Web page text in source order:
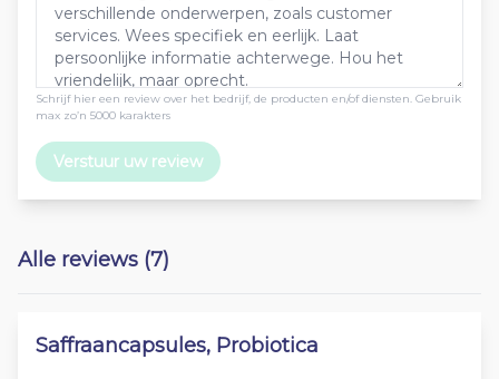
Schrijf hier een review over het bedrijf, de producten en/of diensten. Gebruik
max zo’n 5000 karakters
Verstuur uw review
Alle reviews (7)
Saffraancapsules, Probiotica